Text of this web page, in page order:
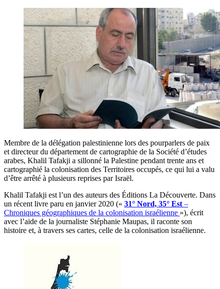
Membre de la délégation palestinienne lors des pourparlers de paix
et directeur du département de cartographie de la Société d’études
arabes, Khalil Tafakji a sillonné la Palestine pendant trente ans et
cartographié la colonisation des Territoires occupés, ce qui lui a valu
d’être arrêté à plusieurs reprises par Israël.
Khalil Tafakji est l’un des auteurs des Éditions La Découverte. Dans
un récent livre paru en janvier 2020 (« 31° Nord, 35° Est –
Chroniques géographiques de la colonisation israélienne »), écrit
avec l’aide de la journaliste Stéphanie Maupas, il raconte son
histoire et, à travers ses cartes, celle de la colonisation israélienne.